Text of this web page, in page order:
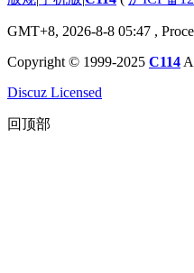
GMT+8, 2026-8-8 05:47 ,
Copyright © 1999-2025 C114
Discuz Licensed
回顶部